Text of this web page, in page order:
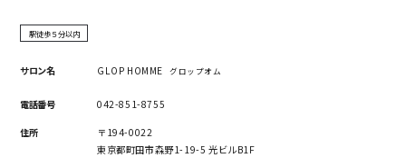
駅徒歩５分以内
サロン名 GLOP HOMME グロップオム
電話番号 042-851-8755
住所
〒194-0022
東京都町田市森野1-19-5 光ビルB1F